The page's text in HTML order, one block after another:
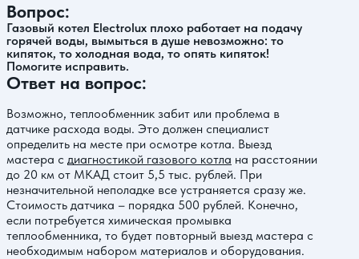
Вопрос:
Газовый котел Electrolux плохо работает на подачу
горячей воды, вымыться в душе невозможно: то
кипяток, то холодная вода, то опять кипяток!
Помогите исправить.
Ответ на вопрос:
Возможно, теплообменник забит или проблема в
датчике расхода воды. Это должен специалист
определить на месте при осмотре котла. Выезд
мастера с диагностикой газового котла на расстоянии
до 20 км от МКАД стоит 5,5 тыс. рублей. При
незначительной неполадке все устраняется сразу же.
Стоимость датчика – порядка 500 рублей. Конечно,
если потребуется химическая промывка
теплообменника, то будет повторный выезд мастера с
необходимым набором материалов и оборудования.